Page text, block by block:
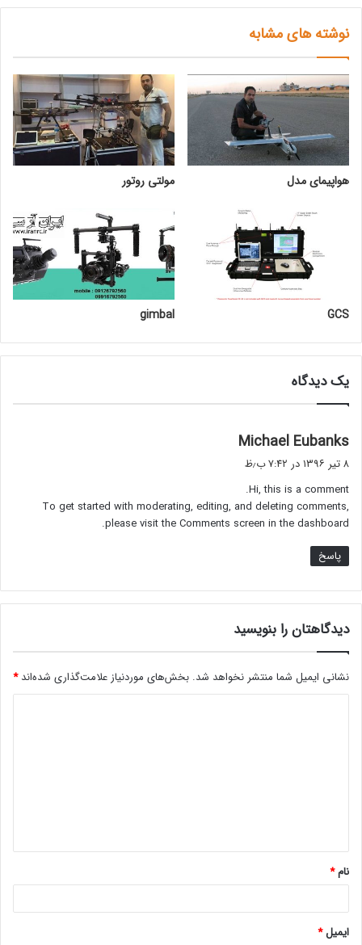
نوشته های مشابه
هواپیمای مدل مولتی روتور
GCS
gimbal
یک دیدگاه
Michael Eubanks
۸ تیر ۱۳۹۶ در ۷:۴۲ ب٫ظ
Hi, this is a comment.
To get started with moderating, editing, and deleting comments,
please visit the Comments screen in the dashboard.
پاسخ
دیدگاهتان را بنویسید
نشانی ایمیل شما منتشر نخواهد شد. بخش‌های موردنیاز علامت‌گذاری شده‌اند*
*
نام*
ایمیل*